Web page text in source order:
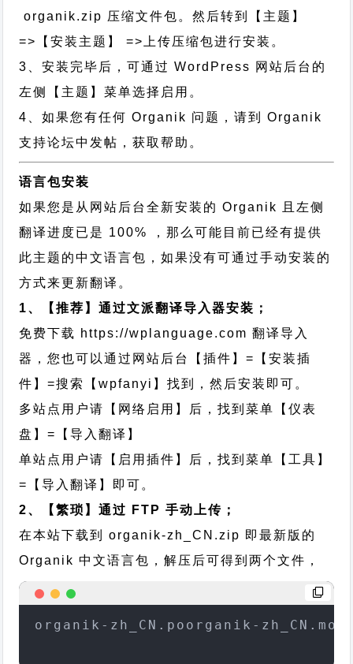
organik.zip 压缩文件包。然后转到【主题】
=>【安装主题】 =>上传压缩包进行安装。
3、安装完毕后，可通过 WordPress 网站后台的
左侧【主题】菜单选择启用。
4、如果您有任何 Organik 问题，请到 Organik
支持论坛中发帖，获取帮助。
语言包安装
如果您是从网站后台全新安装的 Organik 且左侧
翻译进度已是 100% ，那么可能目前已经有提供
此主题的中文语言包，如果没有可通过手动安装的
方式来更新翻译。
1、【推荐】通过文派翻译导入器安装；
免费下载 https://wplanguage.com 翻译导入
器，您也可以通过网站后台【插件】=【安装插
件】=搜索【wpfanyi】找到，然后安装即可。
多站点用户请【网络启用】后，找到菜单【仪表
盘】=【导入翻译】
单站点用户请【启用插件】后，找到菜单【工具】
=【导入翻译】即可。
2、【繁琐】通过 FTP 手动上传；
在本站下载到organik-zh_CN.zip 即最新版的
Organik 中文语言包，解压后可得到两个文件，
organik-zh_CN.poorganik-zh_CN.mo